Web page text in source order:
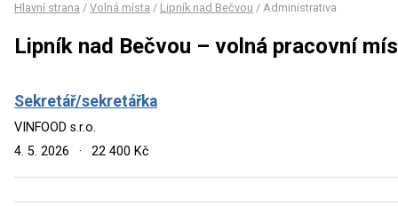
Hlavní strana / Volná místa / Lipník nad Bečvou / Administrativa
Lipník nad Bečvou – volná pracovní
Sekretář/sekretářka
VINFOOD s.r.o.
4. 5. 2026
· 22 400 Kč